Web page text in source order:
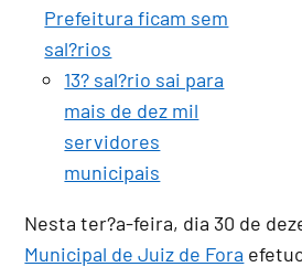
Prefeitura ficam sem
sal?rios
13? sal?rio sai para
mais de dez mil
servidores
municipais
Nesta ter?a-feira, dia 30 de
Municipal de Juiz de Fora